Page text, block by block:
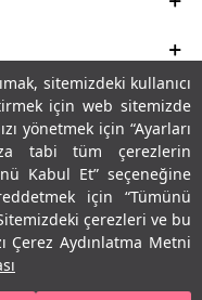
sitemizdeki kullanıcı
için web sitemizde
yönetmek için “Ayarları
tabi tüm çerezlerin
Kabul Et” seçeneğine
için “Tümünü
çerezleri ve bu
Çerez Aydınlatma Metni